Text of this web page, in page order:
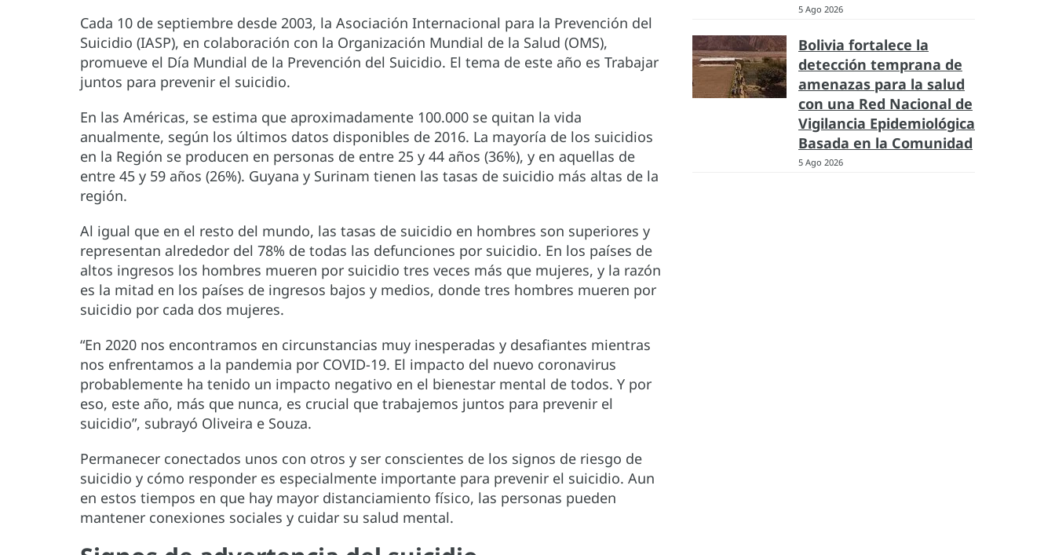
Cada 10 de septiembre desde 2003, la Asociación Internacional para la Prevención del
Suicidio (IASP), en colaboración con la Organización Mundial de la Salud (OMS),
promueve el Día Mundial de la Prevención del Suicidio. El tema de este año es Trabajar
juntos para prevenir el suicidio.
En las Américas, se estima que aproximadamente 100.000 se quitan la vida
anualmente, según los últimos datos disponibles de 2016. La mayoría de los suicidios
en la Región se producen en personas de entre 25 y 44 años (36%), y en aquellas de
entre 45 y 59 años (26%). Guyana y Surinam tienen las tasas de suicidio más altas de la
región.
Al igual que en el resto del mundo, las tasas de suicidio en hombres son superiores y
representan alrededor del 78% de todas las defunciones por suicidio. En los países de
altos ingresos los hombres mueren por suicidio tres veces más que mujeres, y la razón
es la mitad en los países de ingresos bajos y medios, donde tres hombres mueren por
suicidio por cada dos mujeres.
“En 2020 nos encontramos en circunstancias muy inesperadas y desafiantes mientras
nos enfrentamos a la pandemia por COVID-19. El impacto del nuevo coronavirus
probablemente ha tenido un impacto negativo en el bienestar mental de todos. Y por
eso, este año, más que nunca, es crucial que trabajemos juntos para prevenir el
suicidio”, subrayó Oliveira e Souza.
Permanecer conectados unos con otros y ser conscientes de los signos de riesgo de
suicidio y cómo responder es especialmente importante para prevenir el suicidio. Aun
en estos tiempos en que hay mayor distanciamiento físico, las personas pueden
mantener conexiones sociales y cuidar su salud mental.
5 Ago 2026
Bolivia fortalece la
detección temprana de
amenazas para la salud
con una Red Nacional de
Vigilancia Epidemiológica
Basada en la Comunidad
5 Ago 2026